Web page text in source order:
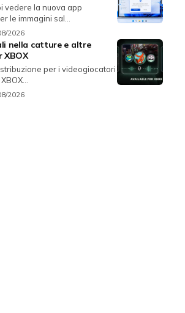
vedere la nuova app
le immagini sal...
2026
nella catture e altre
XBOX
per i videogiocatori
2026